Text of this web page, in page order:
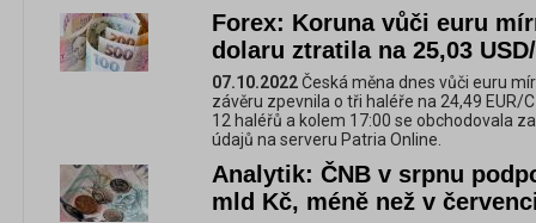
Forex: Koruna vůči euru
dolaru ztratila na 25,03
07.10.2022Česká měna dnes vůči euru
závěru zpevnila o tři haléře na 24,49 EUR/
12 haléřů a kolem 17:00 se obchodovala
údajů na serveru Patria Online.
Analytik: ČNB v srpnu
mld Kč, méně než v